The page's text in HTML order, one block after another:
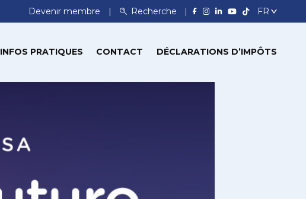
Devenir membre Recherche
INFOS PRATIQUES CONTACT DÉCLARATIONS D’IMPÔTS